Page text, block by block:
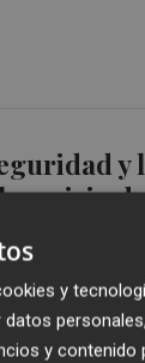
y
servicio
y
y